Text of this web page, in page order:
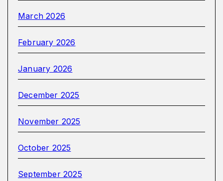
March 2026
February 2026
January 2026
December 2025
November 2025
October 2025
September 2025